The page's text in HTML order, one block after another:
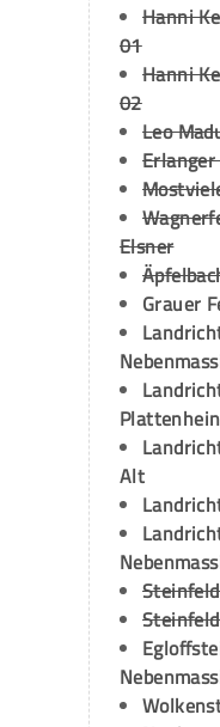
Hanni
01
Hanni
02
Leo
Elsner
Grauer
Alt